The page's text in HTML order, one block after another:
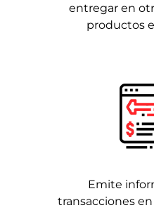
entregar en
productos
Emite
transacciones